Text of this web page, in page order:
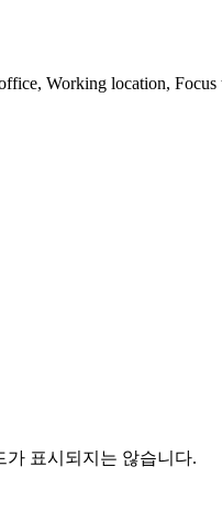
Working location, Focus
표시되지는 않습니다.